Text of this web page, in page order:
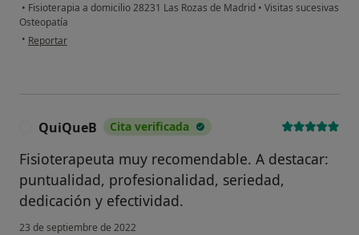
• Fisioterapia a domicilio 28231 Las Rozas de Madrid • Visitas sucesivas
Osteopatía
• en opinión del usuario V.V.
Reportar
QuiQueB Cita verificada
Fisioterapeuta muy recomendable. A destacar:
puntualidad, profesionalidad, seriedad,
dedicación y efectividad.
23 de septiembre de 2022